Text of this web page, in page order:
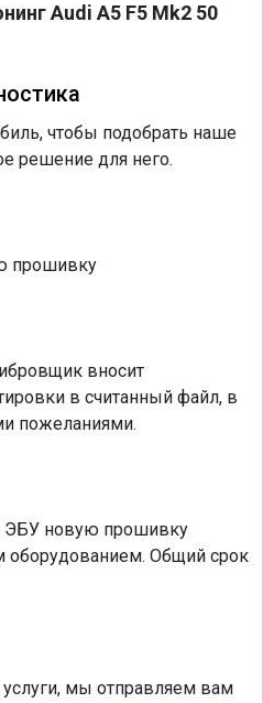
Audi A5 F5 Mk2 50
чтобы подобрать наше
решение для него.
прошивку
вносит
в считанный файл, в
пожеланиями.
ЭБУ новую прошивку
Общий срок
мы отправляем вам